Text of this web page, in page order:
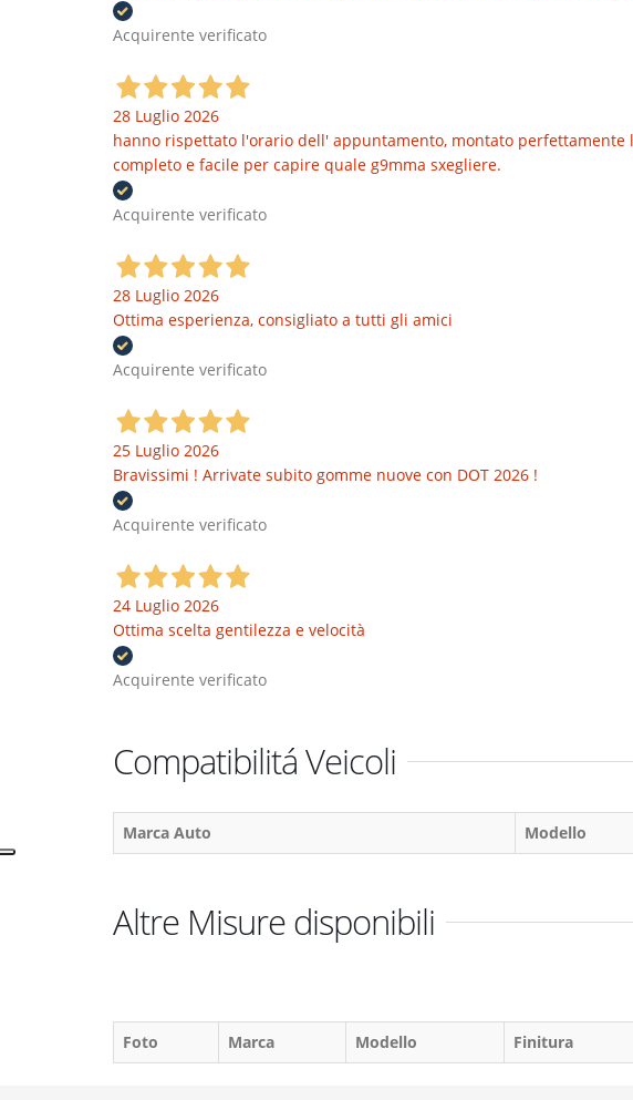
Acquirente verificato
28 Luglio 2026
hanno rispettato l'orario dell' appuntamento, montato
completo e facile per capire quale g9mma sxegliere.
Acquirente verificato
28 Luglio 2026
Ottima esperienza, consigliato a tutti gli amici
Acquirente verificato
25 Luglio 2026
Bravissimi ! Arrivate subito gomme nuove con DOT 2026 !
Acquirente verificato
24 Luglio 2026
Ottima scelta gentilezza e velocità
Acquirente verificato
Compatibilitá Veicoli
Marca Auto Modello
Altre Misure disponibili
Foto Marca Modello Finitura